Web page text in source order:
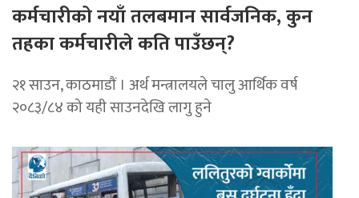
कर्मचारीको नयाँ तलबमान सार्वजनिक, कुन
तहका कर्मचारीले कति पाउँछन्?
२१ साउन, काठमाडाैं । अर्थ मन्त्रालयले चालु आर्थिक वर्ष
२०८३/८४ को यही साउनदेखि लागु हुने